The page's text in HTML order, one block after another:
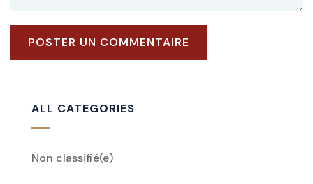
ALL CATEGORIES
Non classifié(e)